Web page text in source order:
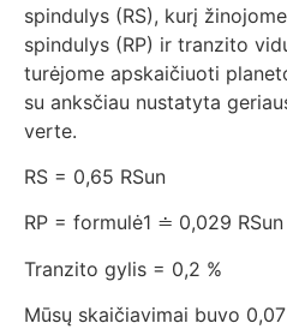
spindulys (RS), kurį
spindulys (RP) ir tranzito
turėjome apskaičiuoti
su anksčiau nustatyta
verte.
RS = 0,65 RSun
RP = formulė1 ≐ 0,029
Tranzito gylis = 0,2 %
Mūsų skaičiavimai buvo